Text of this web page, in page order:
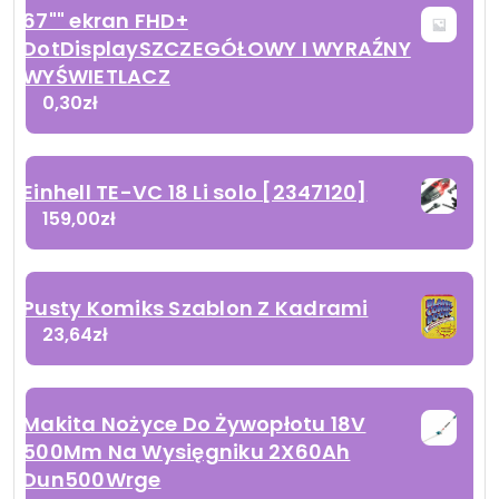
67"" ekran FHD+
DotDisplaySZCZEGÓŁOWY I WYRAŹNY
WYŚWIETLACZ
0,30zł
Einhell TE-VC 18 Li solo [2347120]
159,00zł
Pusty Komiks Szablon Z Kadrami
23,64zł
Makita Nożyce Do Żywopłotu 18V
500Mm Na Wysięgniku 2X60Ah
Dun500Wrge